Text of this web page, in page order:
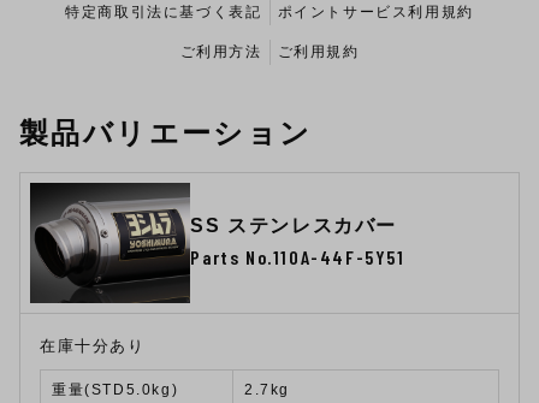
特定商取引法に基づく表記 ポイントサービス利用規約
ご利用方法 ご利用規約
製品バリエーション
SS ステンレスカバー
Parts No.110A-44F-5Y51
在庫十分あり
重量(STD5.0kg) 2.7kg